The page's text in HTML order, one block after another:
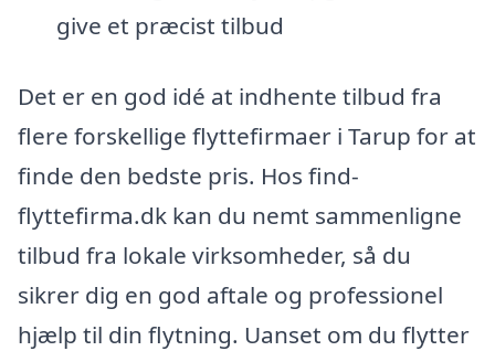
give et præcist tilbud
Det er en god idé at indhente tilbud fra
flere forskellige flyttefirmaer i Tarup for at
finde den bedste pris. Hos find-
flyttefirma.dk kan du nemt sammenligne
tilbud fra lokale virksomheder, så du
sikrer dig en god aftale og professionel
hjælp til din flytning. Uanset om du flytter